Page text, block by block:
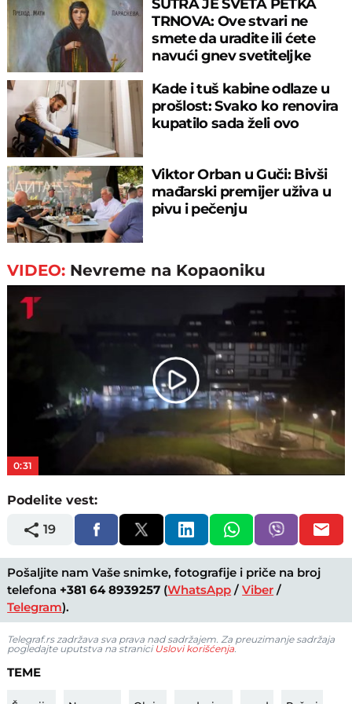
SUTRA JE SVETA PETKA
TRNOVA: Ove stvari ne
smete da uradite ili ćete
navući gnev svetiteljke
Kade i tuš kabine odlaze u
prošlost: Svako ko renovira
kupatilo sada želi ovo
Viktor Orban u Guči: Bivši
mađarski premijer uživa u
pivu i pečenju
VIDEO: Nevreme na Kopaoniku
Play
Video
0:31
Podelite vest:
19
Pošaljite nam Vaše snimke, fotografije i priče na broj
telefona +381 64 8939257 (WhatsApp /Viber /
Telegram).
Telegraf.rs zadržava sva prava nad sadržajem. Za preuzimanje sadržaja
pogledajte uputstva na stranici Uslovi korišćenja.
TEME